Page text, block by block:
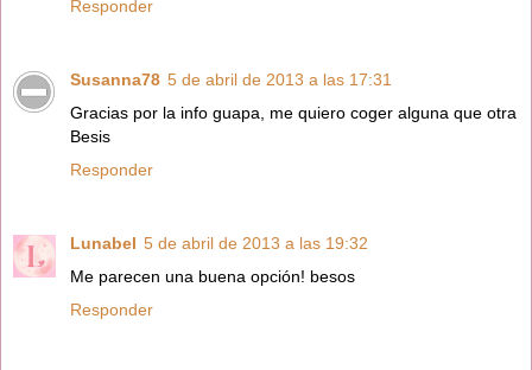
Responder
Susanna78 5 de abril de 2013 a las 17:31
Gracias por la info guapa, me quiero coger alguna que otra
Besis
Responder
Lunabel 5 de abril de 2013 a las 19:32
Me parecen una buena opción! besos
Responder